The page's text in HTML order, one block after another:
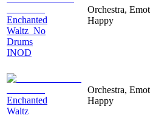
Enchanted
Waltz_No
Drums
INOD
Orchestra,
Happy
Enchanted
Waltz
Orchestra,
Happy